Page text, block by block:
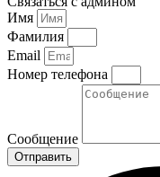
Имя
Фамилия
Email
Номер телефона
Сообщение
Отправить